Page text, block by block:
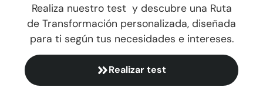
Realiza nuestro test y descubre una Ruta
de Transformación personalizada, diseñada
para ti según tus necesidades e intereses.
Realizar test